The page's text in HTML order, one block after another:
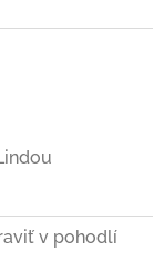
v pohodlí